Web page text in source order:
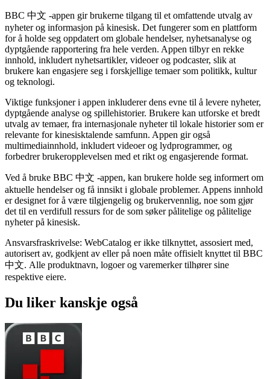
BBC 中文 -appen gir brukerne tilgang til et omfattende utvalg av
nyheter og informasjon på kinesisk. Det fungerer som en plattform
for å holde seg oppdatert om globale hendelser, nyhetsanalyse og
dyptgående rapportering fra hele verden. Appen tilbyr en rekke
innhold, inkludert nyhetsartikler, videoer og podcaster, slik at
brukere kan engasjere seg i forskjellige temaer som politikk, kultur
og teknologi.
Viktige funksjoner i appen inkluderer dens evne til å levere nyheter,
dyptgående analyse og spillehistorier. Brukere kan utforske et bredt
utvalg av temaer, fra internasjonale nyheter til lokale historier som er
relevante for kinesisktalende samfunn. Appen gir også
multimediainnhold, inkludert videoer og lydprogrammer, og
forbedrer brukeropplevelsen med et rikt og engasjerende format.
Ved å bruke BBC 中文 -appen, kan brukere holde seg informert om
aktuelle hendelser og få innsikt i globale problemer. Appens innhold
er designet for å være tilgjengelig og brukervennlig, noe som gjør
det til en verdifull ressurs for de som søker pålitelige og pålitelige
nyheter på kinesisk.
Ansvarsfraskrivelse: WebCatalog er ikke tilknyttet, assosiert med,
autorisert av, godkjent av eller på noen måte offisielt knyttet til BBC
中文. Alle produktnavn, logoer og varemerker tilhører sine
respektive eiere.
Du liker kanskje også